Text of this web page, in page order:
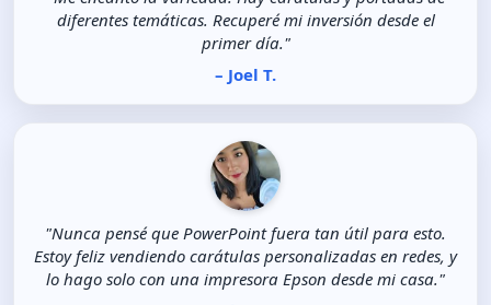
diferentes temáticas. Recuperé mi inversión desde el
primer día."
– Joel T.
"Nunca pensé que PowerPoint fuera tan útil para esto.
Estoy feliz vendiendo carátulas personalizadas en redes, y
lo hago solo con una impresora Epson desde mi casa."